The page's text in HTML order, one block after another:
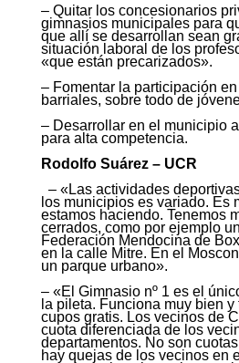
– Quitar los concesionarios
gimnasios municipales para
que allí se desarrollan sean
situación laboral de los
«que están precarizados».
– Fomentar la participación
barriales, sobre todo de
– Desarrollar en el municipio
para alta competencia.
Rodolfo Suárez – UCR
– «Las actividades
los municipios es variado. Es
estamos haciendo. Tenemos
cerrados, como por ejemplo
Federación Mendocina de
en la calle Mitre. En el
un parque urbano».
– «El Gimnasio nº 1 es el
la pileta. Funciona muy bien
cupos gratis. Los vecinos de
cuota diferenciada de los
departamentos. No son
hay quejas de los vecinos en